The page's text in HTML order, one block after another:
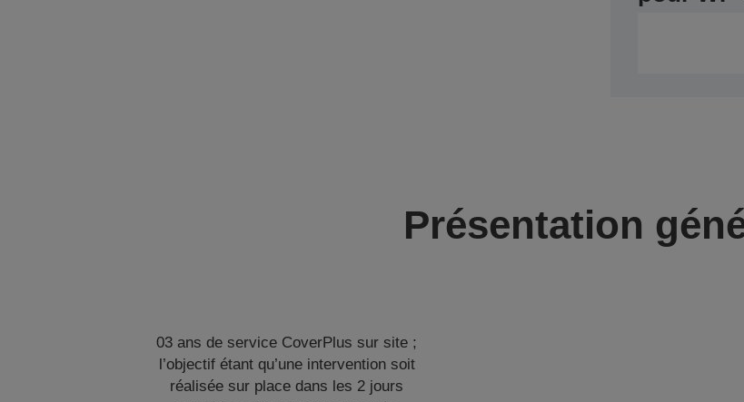
Présentation
03 ans de service CoverPlus sur site ;
l’objectif étant qu’une intervention soit
réalisée sur place dans les 2 jours